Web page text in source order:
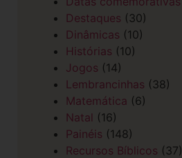
Destaques (30)
Dinâmicas (10)
Histórias (10)
Jogos (14)
Lembrancinhas (38)
Matemática (6)
Natal (16)
Painéis (148)
Recursos Bíblicos (37)